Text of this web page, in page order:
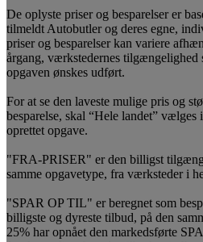
De oplyste priser og besparelser er
tilmeldt Autobutler og deres egne,
priser og besparelser kan variere
årgang, værkstedernes tilgængelighed
opgaven ønskes udført.
For at se den laveste mulige pris og
besparelse, skal “Hele landet” vælges
oprettet opgave.
"FRA-PRISER" er den billigst
samme opgavetype, fra værksteder i
"SPAR OP TIL" er beregnet som
billigste og dyreste tilbud, på den
25% har opnået den markedsførte